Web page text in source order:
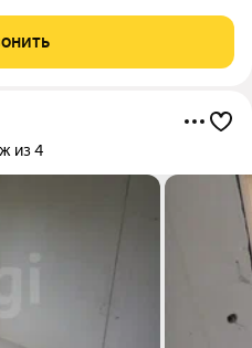
предлагающий европейский
из 4